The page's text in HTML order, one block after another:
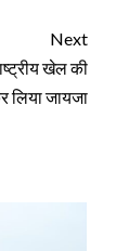
Next
खेल की
लिया जायजा